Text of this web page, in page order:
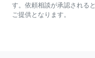
す。依頼相談が承認される
ご提供となります。